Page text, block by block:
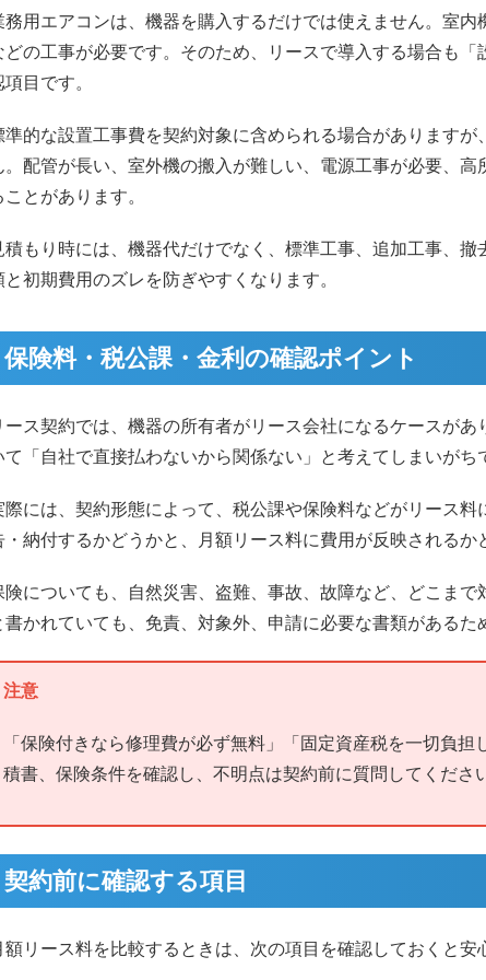
務用エアコンは、機器を購入するだけでは使えません。室
どの工事が必要です。そのため、リースで導入する場合も
項目です。
準的な設置工事費を契約対象に含められる場合があります
。配管が長い、室外機の搬入が難しい、電源工事が必要、
ことがあります。
積もり時には、機器代だけでなく、標準工事、追加工事、
と初期費用のズレを防ぎやすくなります。
保険料・税公課・金利の確認ポイント
ース契約では、機器の所有者がリース会社になるケースが
て「自社で直接払わないから関係ない」と考えてしまいがち
際には、契約形態によって、税公課や保険料などがリース
・納付するかどうかと、月額リース料に費用が反映されるか
険についても、自然災害、盗難、事故、故障など、どこま
書かれていても、免責、対象外、申請に必要な書類があるた
注意
「保険付きなら修理費が必ず無料」「固定資産税を一切負
積書、保険条件を確認し、不明点は契約前に質問してくださ
契約前に確認する項目
額リース料を比較するときは、次の項目を確認しておくと安